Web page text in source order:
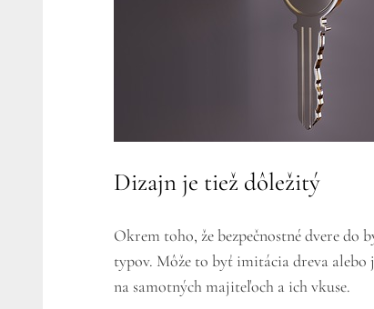
Dizajn je tiež dôležitý
Okrem toho, že bezpečnostné dvere do
typov. Môže to byť imitácia dreva alebo
na samotných majiteľoch a ich vkuse.